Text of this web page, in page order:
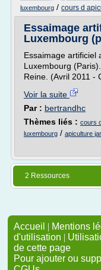
luxembourg / cours d
Essaimage
Luxembourg
Essaimage artificiel
Luxembourg
Reine. (Avril 2011 -
Voir la suite
Par : bertrandhc
Thèmes liés : cours
luxembourg / apiculture
2 Ressources
Accueil | Mentions
d'utilisation |
de cette page
Pour ajouter ou